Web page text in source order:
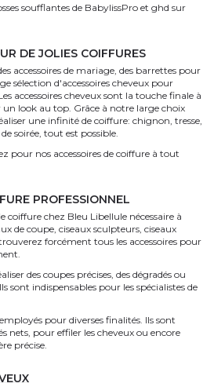
soufflantes de BabylissPro et ghd sur
DE JOLIES COIFFURES
accessoires de mariage, des barrettes pour
sélection d'accessoires cheveux pour
accessoires cheveux sont la touche finale à
look au top. Grâce à notre large choix
une infinité de coiffure: chignon, tresse,
soirée, tout est possible.
pour nos accessoires de coiffure à tout
PROFESSIONNEL
chez Bleu Libellule nécessaire à
de coupe, ciseaux sculpteurs, ciseaux
forcément tous les accessoires pour
des coupes précises, des dégradés ou
sont indispensables pour les spécialistes de
pour diverses finalités. Ils sont
nets, pour effiler les cheveux ou encore
précise.